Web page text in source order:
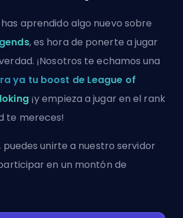
aprendido algo nuevo sobre
, es hora de ponerte a jugar
¡Nosotros te echamos una
ya tu boost de League of
¡y empieza a jugar en el rank
te mereces!
puedesunirte a nuestro servidor
en un montón de